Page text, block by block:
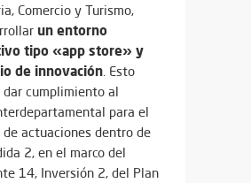
Comercio y Turismo,
un entorno
tipo «app store» y
de innovación. Esto
cumplimiento al
para el
actuaciones dentro de
2, en el marco del
14, Inversión 2, del Plan